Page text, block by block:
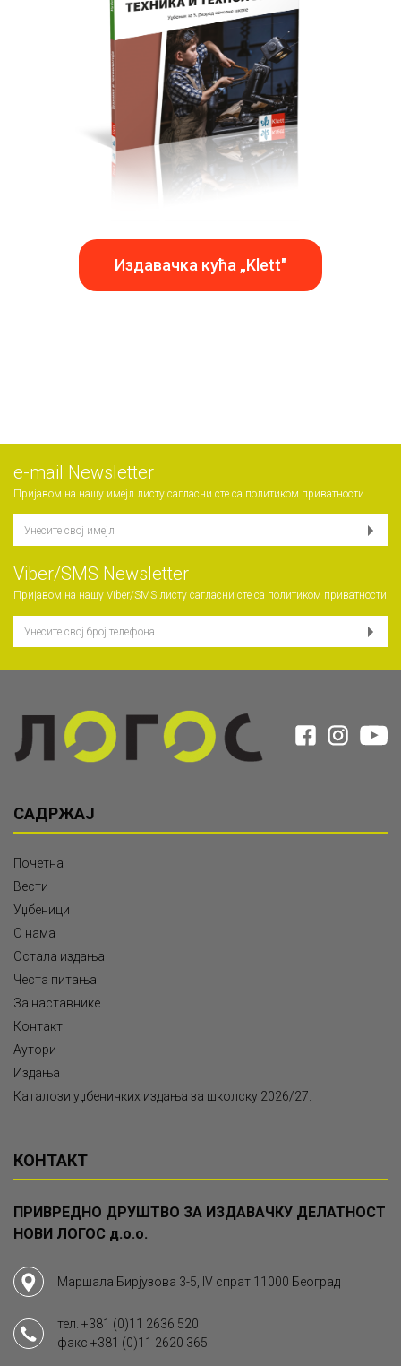
Издавачка кућа „Klett"
е-mail Newsletter
Пријавом на нашу имејл листу сагласни сте са политиком приватности
Viber/SMS Newsletter
Пријавом на нашу Viber/SMS листу сагласни сте са политиком приватности
САДРЖАЈ
Почетна
Вести
Уџбеници
О нама
Остала издања
Честа питања
За наставнике
Контакт
Аутори
Издања
Каталози уџбеничких издања за школску 2026/27.
КОНТАКТ
ПРИВРЕДНО ДРУШТВО ЗА ИЗДАВАЧКУ ДЕЛАТНОСТ
НОВИ ЛОГОС д.о.о.
Маршала Бирјузова 3-5, IV спрат 11000 Београд
тел. +381 (0)11 2636 520
факс +381 (0)11 2620 365